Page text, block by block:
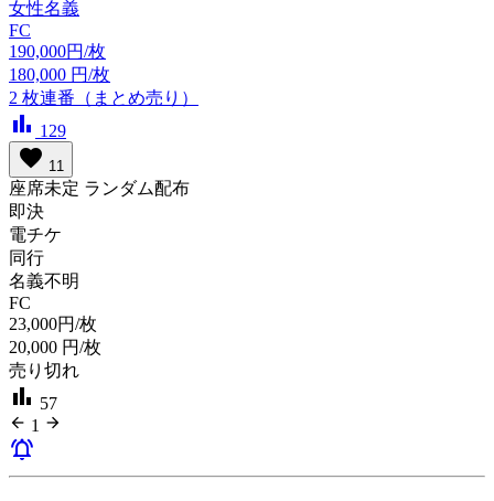
女性名義
FC
190,000円/枚
180,000 円/枚
2 枚連番（まとめ売り）
bar_chart 129
favorite 11
座席未定 ランダム配布
即決
電チケ
同行
名義不明
FC
23,000円/枚
20,000 円/枚
売り切れ
bar_chart 57
arrow_back 1 arrow_forward
notifications_active